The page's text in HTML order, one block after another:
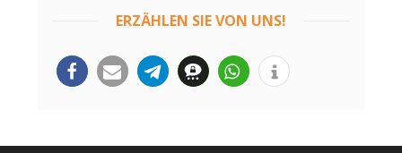
ERZÄHLEN SIE VON UNS!